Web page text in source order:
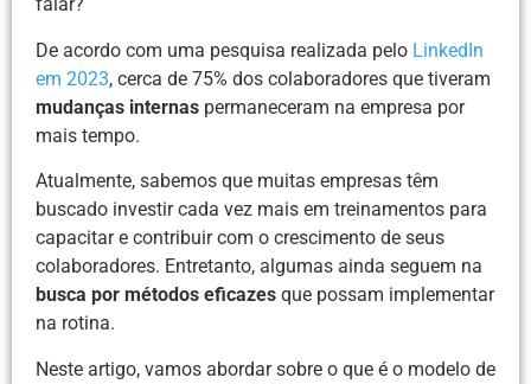
falar?
De acordo com uma pesquisa realizada pelo LinkedIn
em 2023, cerca de 75% dos colaboradores que tiveram
mudanças internas permaneceram na empresa por
mais tempo.
Atualmente, sabemos que muitas empresas têm
buscado investir cada vez mais em treinamentos para
capacitar e contribuir com o crescimento de seus
colaboradores. Entretanto, algumas ainda seguem na
busca por métodos eficazes que possam implementar
na rotina.
Neste artigo, vamos abordar sobre o que é o modelo de